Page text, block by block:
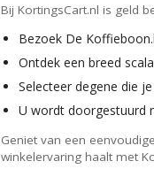
Bij KortingsCart.nl is geld
Bezoek De
Ontdek een breed
Selecteer degene die
U wordt doorgestuurd
Geniet van een
winkelervaring haalt met